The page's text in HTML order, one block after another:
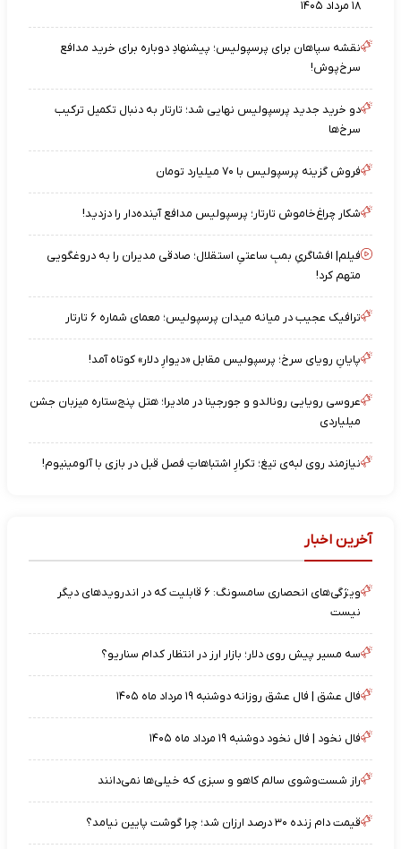
۱۸ مرداد ۱۴۰۵
نقشه‌ سپاهان برای پرسپولیس؛ پیشنهادِ دوباره برای خرید مدافع
سرخ‌پوش!
دو خرید جدید پرسپولیس نهایی شد؛ تارتار به دنبال تکمیل ترکیب
سرخ‌ها
فروش گزینه پرسپولیس با ۷۰ میلیارد تومان
شکار چراغ‌خاموش تارتار؛ پرسپولیس مدافع آینده‌دار را دزدید!
فیلم| افشاگریِ بمبِ ساعتیِ استقلال؛ صادقی مدیران را به دروغگویی
متهم کرد!
ترافیک عجیب در میانه میدان پرسپولیس؛ معمای شماره ۶ تارتار
پایانِ رویای سرخ؛ پرسپولیس مقابل «دیوارِ دلار» کوتاه آمد!
عروسی رویایی رونالدو و جورجینا در مادیرا؛ هتل پنج‌ستاره میزبان جشن
میلیاردی
نیازمند روی لبه‌ی تیغ؛ تکرارِ اشتباهاتِ فصل قبل در بازی با آلومینیوم!
آخرین اخبار
ویژگی‌های انحصاری سامسونگ: ۶ قابلیت که در اندرویدهای دیگر
نیست
سه مسیر پیش روی دلار؛ بازار ارز در انتظار کدام سناریو؟
فال عشق | فال عشق روزانه دوشنبه ۱۹ مرداد ماه ۱۴۰۵
فال نخود | فال نخود دوشنبه ۱۹ مرداد ماه ۱۴۰۵
راز شست‌وشوی سالم کاهو و سبزی که خیلی‌ها نمی‌دانند
قیمت دام زنده ۳۰ درصد ارزان شد؛ چرا گوشت پایین نیامد؟